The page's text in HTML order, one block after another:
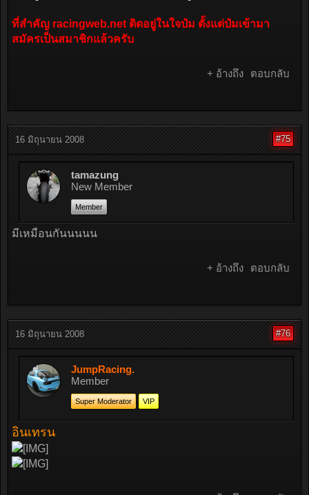
ที่สำคัญ racingweb.net ติดอยู่ในใจป๋ม ตั้งแต่ป๋มเข้ามา
สมัครเป็นสมาชิกแล้วครับ
+ อ้างถึง ตอบกลับ
16 มิถุนายน 2008 #75
tamazung
New Member
Member
มีเหมือนกันนนนน
+ อ้างถึง ตอบกลับ
16 มิถุนายน 2008 #76
JumpRacing.
Member
Super Moderator VIP
อินเทรน